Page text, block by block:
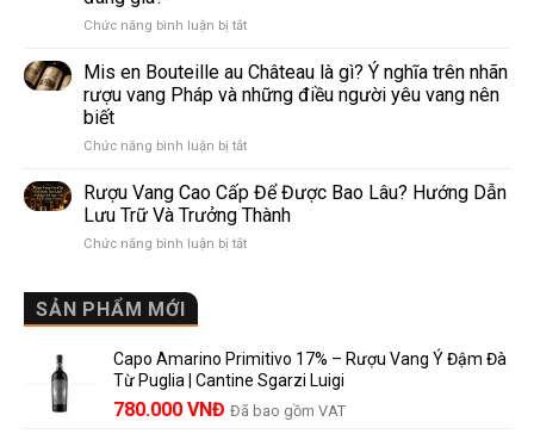
thế
Nhau
Thế
Nào?
10
So
Dễ
Hiểu
Người
Chức năng bình luận bị tắtở
và
Lalande
de
Điểm
khác
nhau
và
vì
lựa
chọn
đáng
Mis en Bouteille au Château là gì? Ý nghĩa trên nhãn
rượu vang Pháp và những điều người yêu vang nên
biết
Chức năng bình luận bị tắtở
en
Bouteille
au
Château
nhãn
rượu
vang
Rượu Vang Cao Cấp Để Được Bao Lâu? Hướng Dẫn
Lưu Trữ Và Trưởng Thành
Chức năng bình luận bị tắtở
Được
Bao
Lâu?
Hướng
SẢN PHẨM MỚI
Capo Amarino Primitivo 17% – Rượu Vang Ý Đậm Đà
Từ Puglia | Cantine Sgarzi Luigi
Giá
780.000 VNĐ Giá
Đã bao gồm VAT